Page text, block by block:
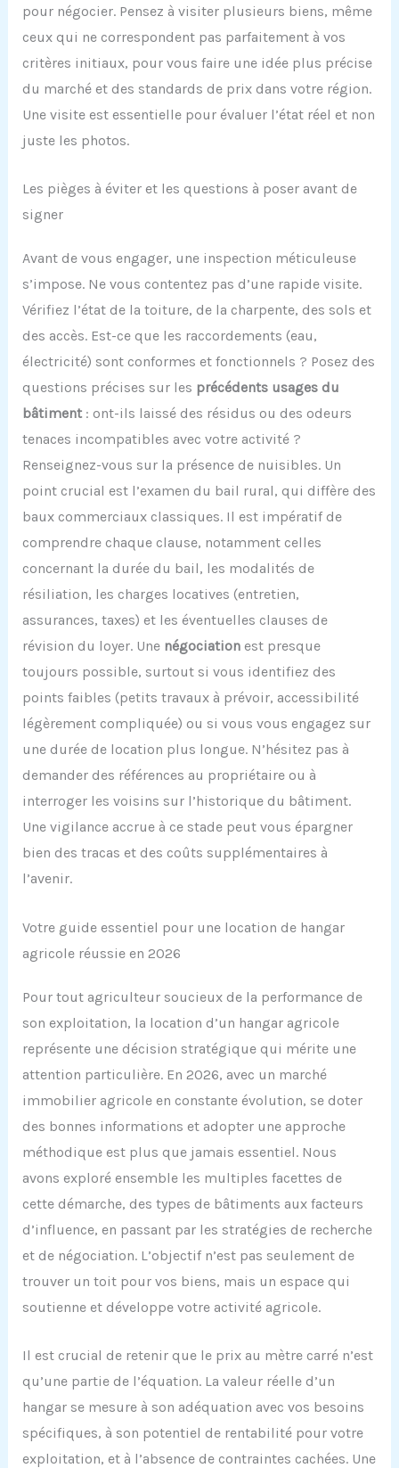
pour négocier. Pensez à visiter plusieurs biens, même
ceux qui ne correspondent pas parfaitement à vos
critères initiaux, pour vous faire une idée plus précise
du marché et des standards de prix dans votre région.
Une visite est essentielle pour évaluer l’état réel et non
juste les photos.
Les pièges à éviter et les questions à poser avant de
signer
Avant de vous engager, une inspection méticuleuse
s’impose. Ne vous contentez pas d’une rapide visite.
Vérifiez l’état de la toiture, de la charpente, des sols et
des accès. Est-ce que les raccordements (eau,
électricité) sont conformes et fonctionnels ? Posez des
questions précises sur les précédents usages du
bâtiment: ont-ils laissé des résidus ou des odeurs
tenaces incompatibles avec votre activité ?
Renseignez-vous sur la présence de nuisibles. Un
point crucial est l’examen du bail rural, qui diffère des
baux commerciaux classiques. Il est impératif de
comprendre chaque clause, notamment celles
concernant la durée du bail, les modalités de
résiliation, les charges locatives (entretien,
assurances, taxes) et les éventuelles clauses de
révision du loyer. Une négociationest presque
toujours possible, surtout si vous identifiez des
points faibles (petits travaux à prévoir, accessibilité
légèrement compliquée) ou si vous vous engagez sur
une durée de location plus longue. N’hésitez pas à
demander des références au propriétaire ou à
interroger les voisins sur l’historique du bâtiment.
Une vigilance accrue à ce stade peut vous épargner
bien des tracas et des coûts supplémentaires à
l’avenir.
Votre guide essentiel pour une location de hangar
agricole réussie en 2026
Pour tout agriculteur soucieux de la performance de
son exploitation, la location d’un hangar agricole
représente une décision stratégique qui mérite une
attention particulière. En 2026, avec un marché
immobilier agricole en constante évolution, se doter
des bonnes informations et adopter une approche
méthodique est plus que jamais essentiel. Nous
avons exploré ensemble les multiples facettes de
cette démarche, des types de bâtiments aux facteurs
d’influence, en passant par les stratégies de recherche
et de négociation. L’objectif n’est pas seulement de
trouver un toit pour vos biens, mais un espace qui
soutienne et développe votre activité agricole.
Il est crucial de retenir que le prix au mètre carré n’est
qu’une partie de l’équation. La valeur réelle d’un
hangar se mesure à son adéquation avec vos besoins
spécifiques, à son potentiel de rentabilité pour votre
exploitation, et à l’absence de contraintes cachées. Une